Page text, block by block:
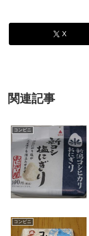
X
関連記事
コンビニ
コンビニ